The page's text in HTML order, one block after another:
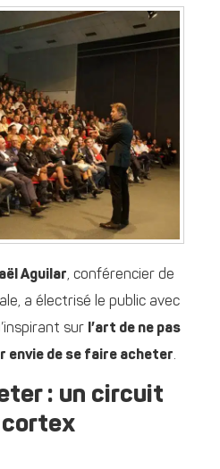
Aguilar, conférencier de
a électrisé le public avec
sur l’art de ne pas
envie de se faire acheter.
: un circuit
cortex